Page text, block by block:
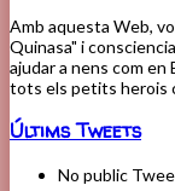
Amb aquesta Web,
Quinasa" i
ajudar a nens com
tots els petits herois
Últims Tweets
No public